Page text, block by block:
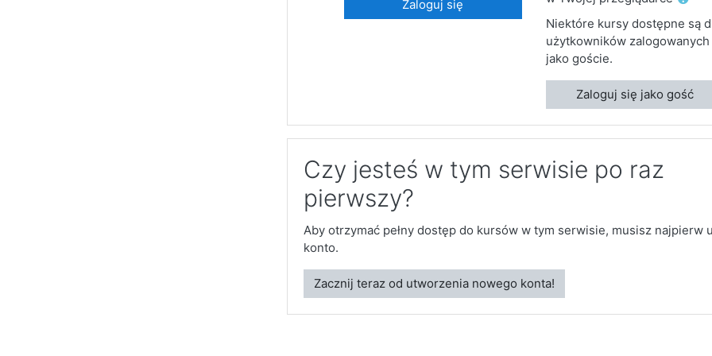
Zaloguj się
Niektóre kursy dostępne są
użytkowników zalogowanych
jako goście.
Zaloguj się jako gość
Czy jesteś w tym serwisie po raz
pierwszy?
Aby otrzymać pełny dostęp do kursów w tym serwisie, musisz najpierw
konto.
Zacznij teraz od utworzenia nowego konta!